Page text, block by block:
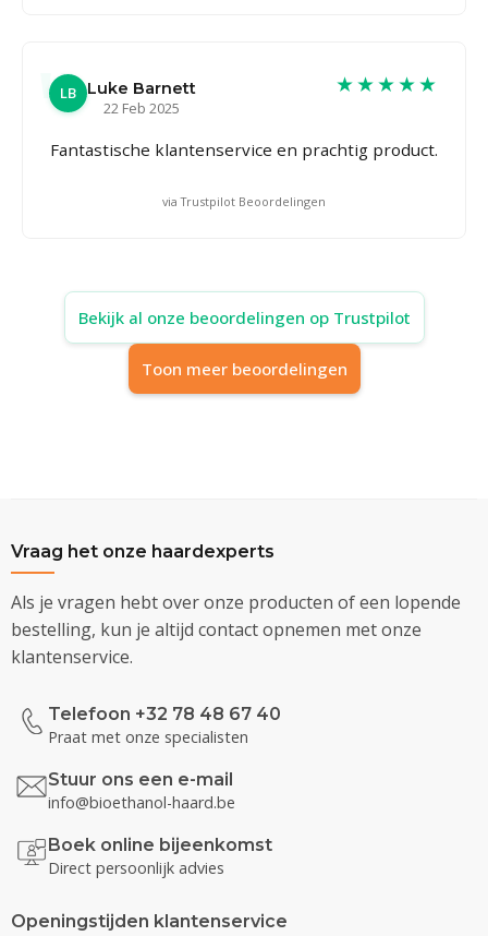
LB
Luke Barnett
22 Feb 2025
★★★★★
Fantastische klantenservice en prachtig product.
via Trustpilot Beoordelingen
Bekijk al onze beoordelingen op Trustpilot
Toon meer beoordelingen
Vraag het onze haardexperts
Als je vragen hebt over onze producten of een lopende
bestelling, kun je altijd contact opnemen met onze
klantenservice.
Telefoon +32 78 48 67 40
Praat met onze specialisten
Stuur ons een e-mail
info@bioethanol-haard.be
Boek online bijeenkomst
Direct persoonlijk advies
Openingstijden klantenservice